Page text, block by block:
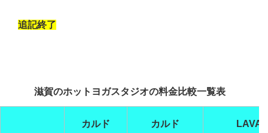
追記終了
滋賀のホットヨガスタジオの料金比較一覧表
カルド
カルド
LAVA